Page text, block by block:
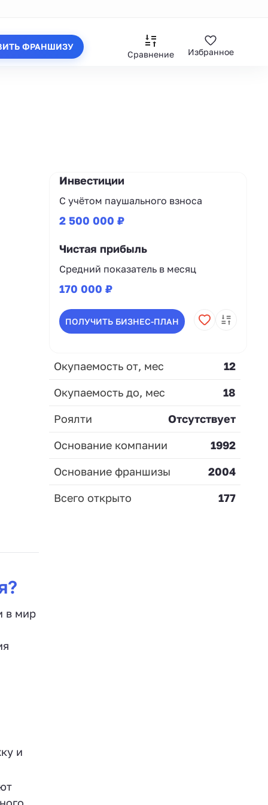
ФРАНШИЗУ
Сравнение Избранное
в мир
и
Инвестиции
С учётом паушального взноса
2 500 000 ₽
Чистая прибыль
Средний показатель в месяц
170 000 ₽
ПОЛУЧИТЬ БИЗНЕС-ПЛАН
Окупаемость от, мес
12
Окупаемость до, мес
18
Роялти
Отсутствует
Основание компании
1992
Основание франшизы
2004
Всего открыто
177